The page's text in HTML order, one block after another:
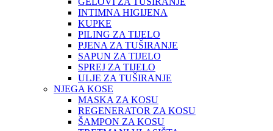
INTIMNA HIGIJENA
KUPKE
PILING ZA TIJELO
PJENA ZA TUŠIRANJE
SAPUN ZA TIJELO
SPREJ ZA TIJELO
ULJE ZA TUŠIRANJE
NJEGA KOSE
MASKA ZA KOSU
REGENERATOR ZA KOSU
ŠAMPON ZA KOSU